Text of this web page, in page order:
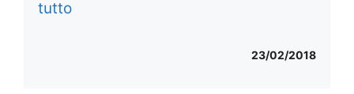
tutto
23/02/2018